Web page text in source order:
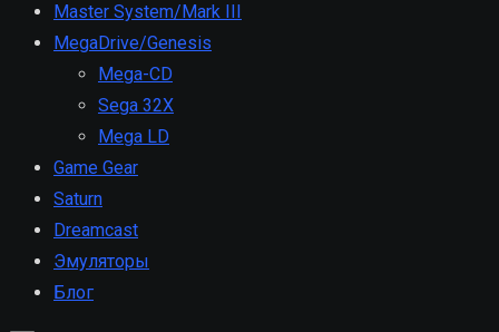
Master System/Mark III
MegaDrive/Genesis
Mega-CD
Sega 32X
Mega LD
Game Gear
Saturn
Dreamcast
Эмуляторы
Блог